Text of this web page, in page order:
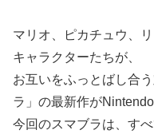
マリオ、ピカチュウ、
キャラクターたちが、
お互いをふっとばし合
ラ」の最新作が
今回のスマブラは、す